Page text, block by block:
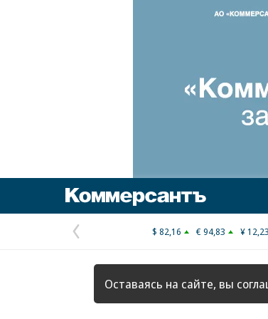
Предыдущая
страница
$ 82,16 € 94,83 ¥ 12,23
Оставаясь на сайте, вы